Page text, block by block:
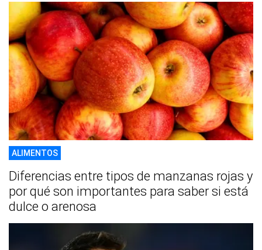
ALIMENTOS
Diferencias entre tipos de manzanas rojas y
por qué son importantes para saber si está
dulce o arenosa